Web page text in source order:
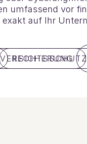
umfassend vor
auf Ihr